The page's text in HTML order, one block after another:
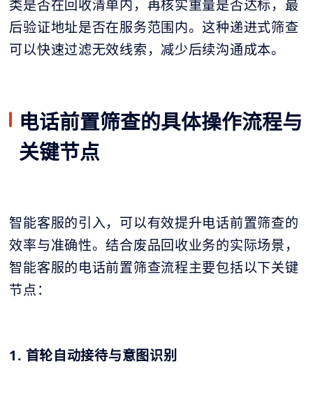
类是否在回收清单内，再核实重量是否达标，最
后验证地址是否在服务范围内。这种递进式筛查
可以快速过滤无效线索，减少后续沟通成本。
电话前置筛查的具体操作流程与
关键节点
智能客服的引入，可以有效提升电话前置筛查的
效率与准确性。结合废品回收业务的实际场景，
智能客服的电话前置筛查流程主要包括以下关键
节点：
1. 首轮自动接待与意图识别